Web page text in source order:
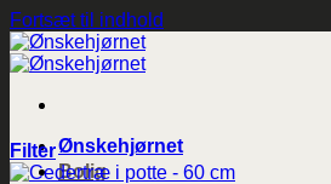
Fortsæt til indhold
Ønskehjørnet
Bolig
Filter